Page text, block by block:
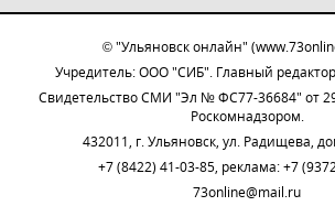
© "Ульяновск онлайн"
Учредитель: ООО "СИБ". Главный
Свидетельство СМИ "Эл № ФС77-36684" от
Роскомнадзором.
432011, г. Ульяновск, ул. Радищева,
+7 (8422) 41-03-85, реклама: +7
73online@mail.ru